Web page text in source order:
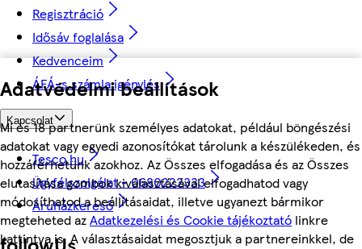
Adatvédelmi beállítások
Mi és 18 partnerünk személyes adatokat, például böngészési
adatokat vagy egyedi azonosítókat tárolunk a készülékeden, és
hozzáférhetünk azokhoz. Az Összes elfogadása és az Összes
elutasítása gombok kiválasztásával elfogadhatod vagy
módosíthatod a beállításaidat, illetve ugyanezt bármikor
megteheted azAdatkezelési és Cookie tájékoztató linkre
kattintva is. A választásaidat megosztjuk a partnereinkkel, de
Regisztráció
Idősáv foglalása
Kedvenceim
ÁFÁ-s számla igénylés
Kapcsolat
Tesco.hu
Ügyfélszolgálat - 0680222333
Áruházkereső